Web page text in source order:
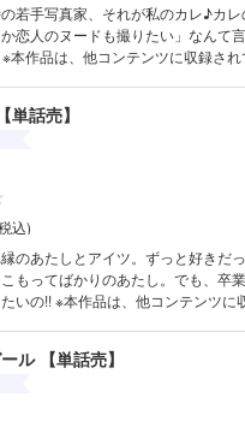
若手写真家、それが私のカレ♪カ
恋人のヌードも撮りたい」なんて
話売】
込)
のあたしとアイツ。ずっと好きだ
もってばかりのあたし。でも、卒
収録されている場合が
ル 【単話売】